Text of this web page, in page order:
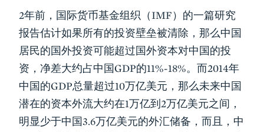
2年前，国际货币基金组织（IMF）的一篇研究
报告估计如果所有的投资壁垒被清除，那么中国
居民的国外投资可能超过国外资本对中国的投
资，净差大约占中国GDP的11%-18%。而2014年
中国的GDP总量超过10万亿美元，那么未来中国
潜在的资本外流大约在1万亿到2万亿美元之间，
明显少于中国3.6万亿美元的外汇储备，而且，中